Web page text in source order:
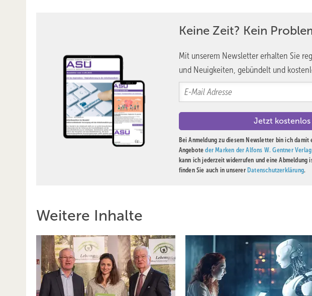
Keine Zeit? Kein
Mit unserem Newsletter erhalten Sie
und Neuigkeiten, gebündelt und
Bei Anmeldung zu diesem Newsletter bin ich
Angeboteder Marken der Alfons W. Gentner
kann ich jederzeit widerrufen und eine
finden Sie auch in unserer Datenschutzerklärung.
Weitere Inhalte